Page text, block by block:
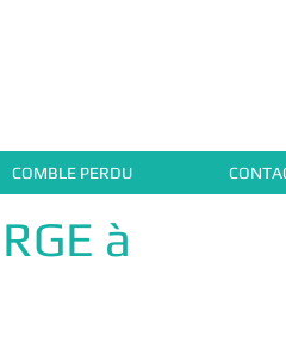
COMBLE PERDU
à